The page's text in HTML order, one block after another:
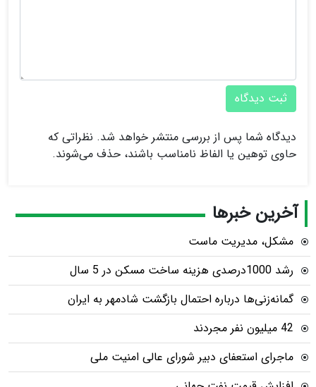
ثبت دیدگاه
دیدگاه شما پس از بررسی منتشر خواهد شد. نظراتی که
حاوی توهین یا الفاظ نامناسب باشند، حذف می‌شوند.
آخرین خبرها
مشکل، مدیریت ماست
رشد 1000درصدی هزینه ساخت مسکن در 5 سال
گمانه‌زنی‌ها درباره احتمال بازگشت شادمهر به ایران
42 میلیون نفر مجردند
ماجرای استعفای دبیر شورای عالی امنیت ملی